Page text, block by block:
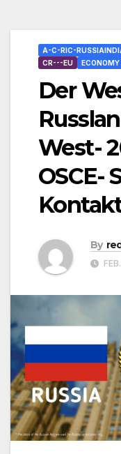
A-C-RIC-
CR---EU
ECONOMY
Der
West-
OSCE-
By